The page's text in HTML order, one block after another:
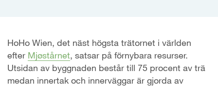
HoHo Wien, det näst högsta trätornet i världen
efter Mjøstårnet, satsar på förnybara resurser.
Utsidan av byggnaden består till 75 procent av trä
medan innertak och innerväggar är gjorda av